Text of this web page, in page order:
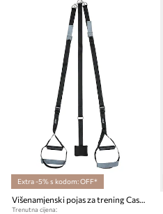
Extra -5% s kodom: OFF*
Trenutna cijena: